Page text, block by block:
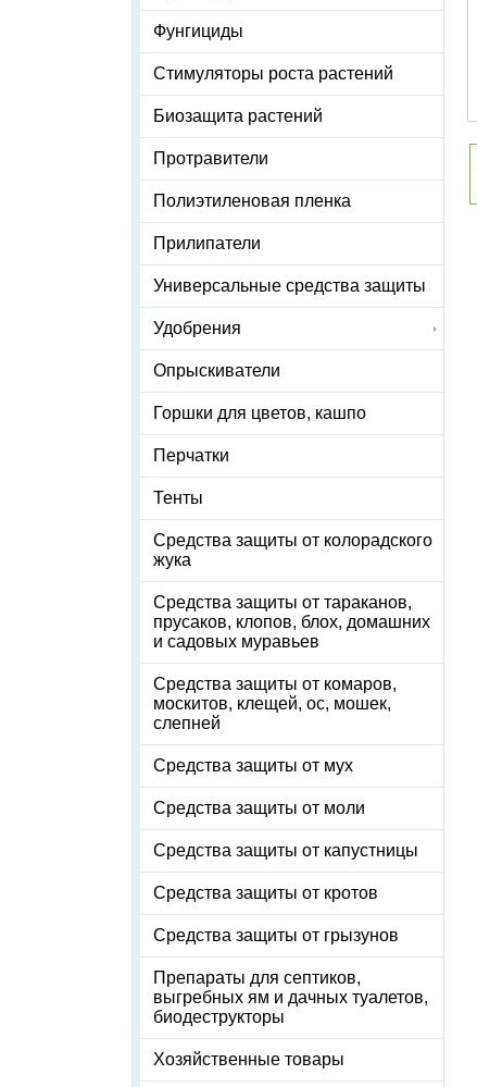
Фунгициды
Стимуляторы роста растений
Биозащита растений
Протравители
Полиэтиленовая пленка
Прилипатели
Универсальные средства защиты
Удобрения
Опрыскиватели
Горшки для цветов, кашпо
Перчатки
Тенты
Средства защиты от колорадского
жука
Средства защиты от тараканов,
прусаков, клопов, блох, домашних
и садовых муравьев
Средства защиты от комаров,
москитов, клещей, ос, мошек,
слепней
Средства защиты от мух
Средства защиты от моли
Средства защиты от капустницы
Средства защиты от кротов
Средства защиты от грызунов
Препараты для септиков,
выгребных ям и дачных туалетов,
биодеструкторы
Хозяйственные товары